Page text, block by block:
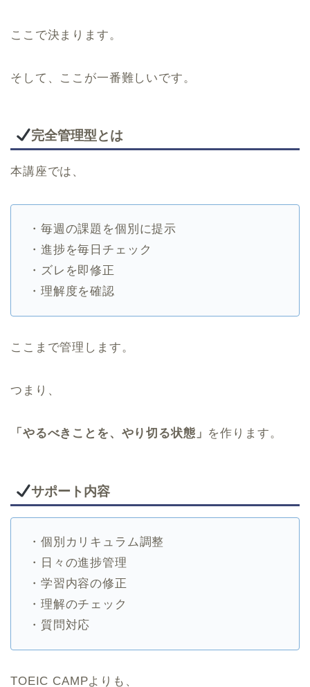
ここで決まります。
そして、ここが一番難しいです。
完全管理型とは
本講座では、
・毎週の課題を個別に提示
・進捗を毎日チェック
・ズレを即修正
・理解度を確認
ここまで管理します。
つまり、
「やるべきことを、やり切る状態」 を作ります。
サポート内容
・個別カリキュラム調整
・日々の進捗管理
・学習内容の修正
・理解のチェック
・質問対応
TOEIC CAMPよりも、